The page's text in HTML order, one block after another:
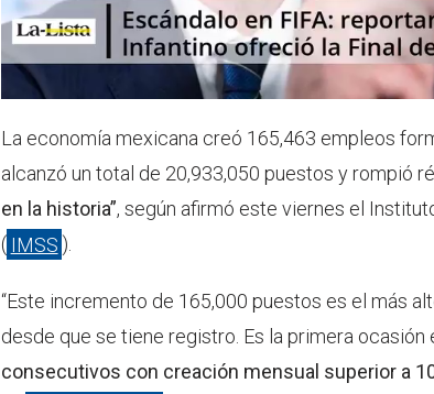
La economía mexicana creó 165,463 empleos
alcanzó un total de 20,933,050 puestos y rompió
en la historia”, según afirmó este viernes el
( IMSS ).
“Este incremento de 165,000 puestos es el más
desde que se tiene registro. Es la primera ocasión
consecutivos con creación mensual superior a